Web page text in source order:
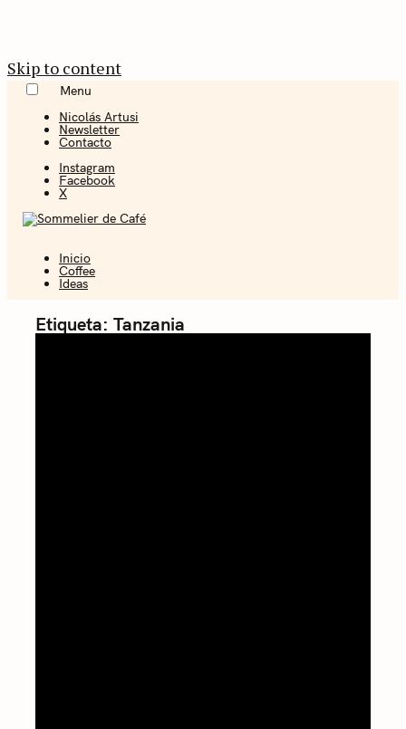
Skip to content
Menu
Nicolás Artusi
Newsletter
Contacto
Instagram
Facebook
X
Sommelier de
Coffee + Ideas
Inicio
Coffee
Ideas
Etiqueta: Tanzania